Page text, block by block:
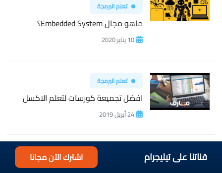
تعلم البرمجة
ماهو مجال Embedded System؟
10 يناير 2020
تعلم البرمجة
افضل تجميعة كورسات لتعلم الاكسل
24 أبريل 2019
قناتنا على تيليجرام اشترك الآن مجانا